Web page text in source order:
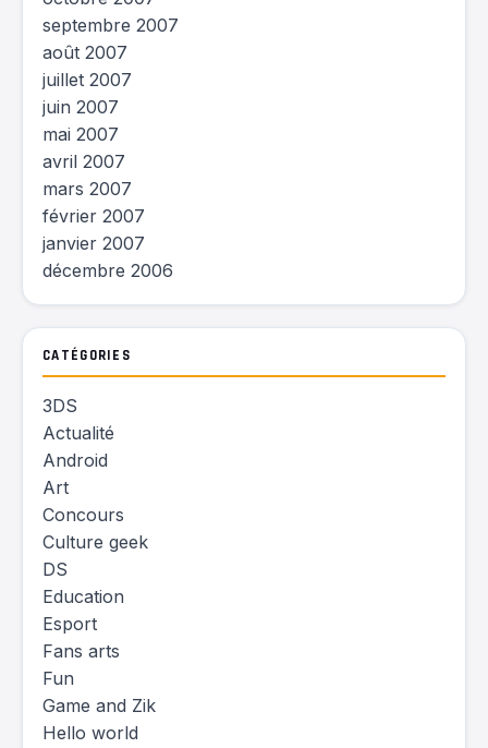
septembre 2007
août 2007
juillet 2007
juin 2007
mai 2007
avril 2007
mars 2007
février 2007
janvier 2007
décembre 2006
CATÉGORIES
3DS
Actualité
Android
Art
Concours
Culture geek
DS
Education
Esport
Fans arts
Fun
Game and Zik
Hello world